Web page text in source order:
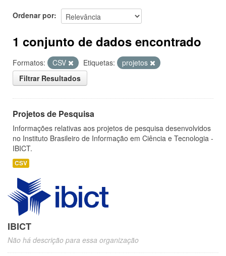
Ordenar por
1 conjunto de dados encontrado
Formatos: CSV Etiquetas:
projetos
Filtrar Resultados
Projetos de Pesquisa
Informações relativas aos projetos de pesquisa desenvolvidos
no Instituto Brasileiro de Informação em Ciência e Tecnologia -
IBICT.
CSV
IBICT
Não há descrição para essa organização